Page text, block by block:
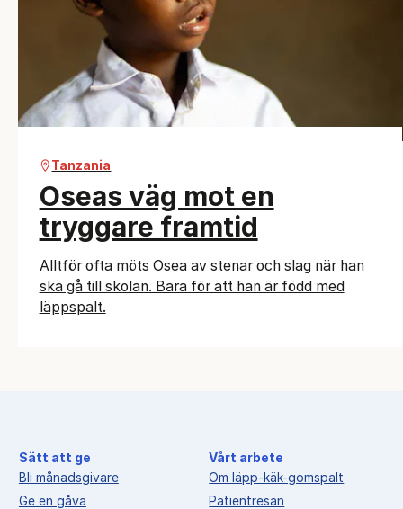
Tanzania
Oseas väg mot en
tryggare framtid
Alltför ofta möts Osea av stenar och slag när han
ska gå till skolan. Bara för att han är född med
läppspalt.
Sätt att ge
Bli månadsgivare
Ge en gåva
Vårt arbete
Om läpp-käk-gomspalt
Patientresan